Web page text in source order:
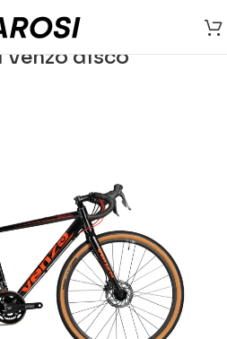
disco